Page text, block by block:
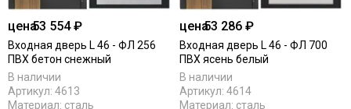
цена53 554 ₽
Входная дверь L 46 - ФЛ 256
ПВХ бетон снежный
В наличии
Артикул: 4613
Материал: сталь
цена53 286 ₽
Входная дверь L 46 - ФЛ 700
ПВХ ясень белый
В наличии
Артикул: 4614
Материал: сталь